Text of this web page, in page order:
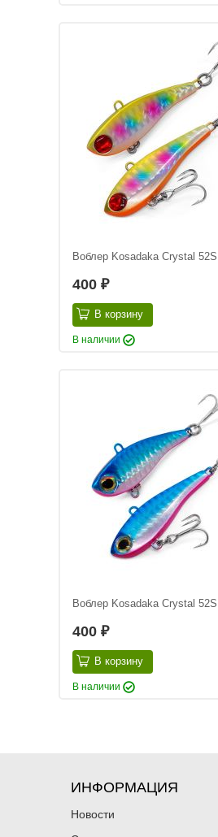
Воблер Kosadaka Crystal
400 ₽
В корзину
В наличии
Воблер Kosadaka Crystal
400 ₽
В корзину
В наличии
ИНФОРМАЦИЯ
Новости